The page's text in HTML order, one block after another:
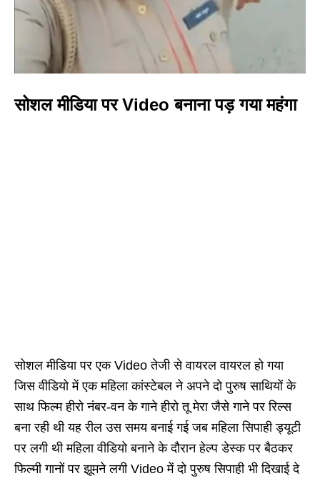
सोशल मीडिया पर Video बनाना पड़ गया महंगा
सोशल मीडिया पर एक Video तेजी से वायरल वायरल हो गया
जिस वीडियो में एक महिला कांस्टेबल ने अपने दो पुरुष साथियों के
साथ फिल्म हीरो नंबर-वन के गाने हीरो तू मेरा जैसे गाने पर रिल्स
बना रही थी यह रील उस समय बनाई गई जब महिला सिपाही ड्यूटी
पर लगी थी महिला वीडियो बनाने के दौरान हेल्प डेस्क पर बैठकर
फिल्मी गानों पर झूमने लगी Video में दो पुरुष सिपाही भी दिखाई दे